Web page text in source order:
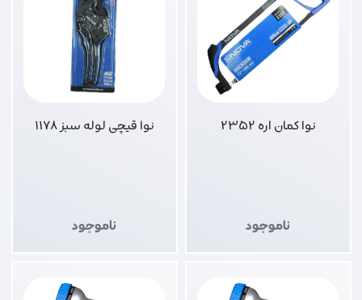
نوا کمان اره 2352
ناموجود
نوا قیچی لوله سبز 1178
ناموجود